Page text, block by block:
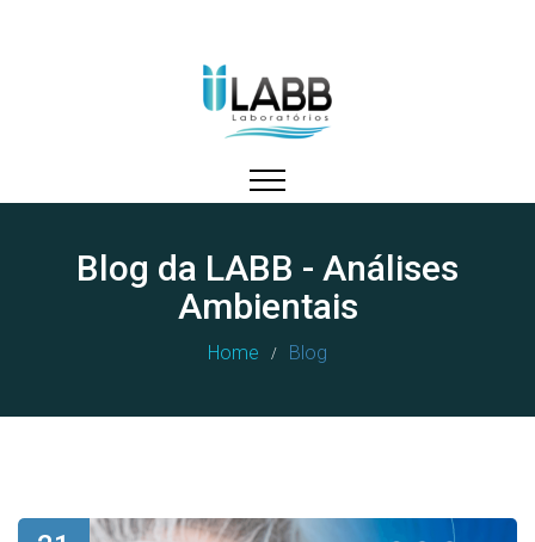
Blog da LABB - Análises
Ambientais
Home Blog